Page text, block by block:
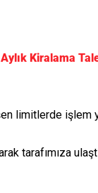
Kiralama
limitlerde işlem
tarafımıza